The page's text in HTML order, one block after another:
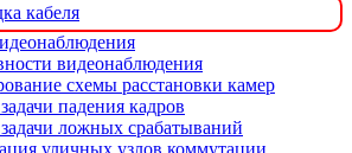
кабеля
видеонаблюдения
схемы расстановки камер
падения кадров
ложных срабатываний
уличных узлов коммутации